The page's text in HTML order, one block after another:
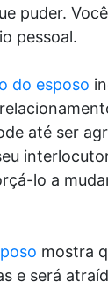
puder.
pessoal.
do esposo
até ser
lo a
mostra
e será